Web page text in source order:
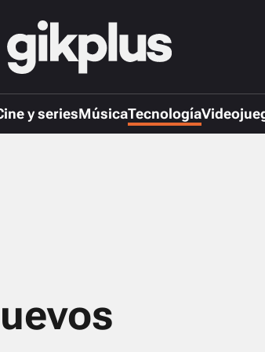
y seriesMúsicaTecnología